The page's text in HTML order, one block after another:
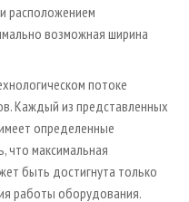
расположением
возможная ширина
потоке
Каждый из представленных
определенные
что максимальная
быть достигнута только
работы оборудования.